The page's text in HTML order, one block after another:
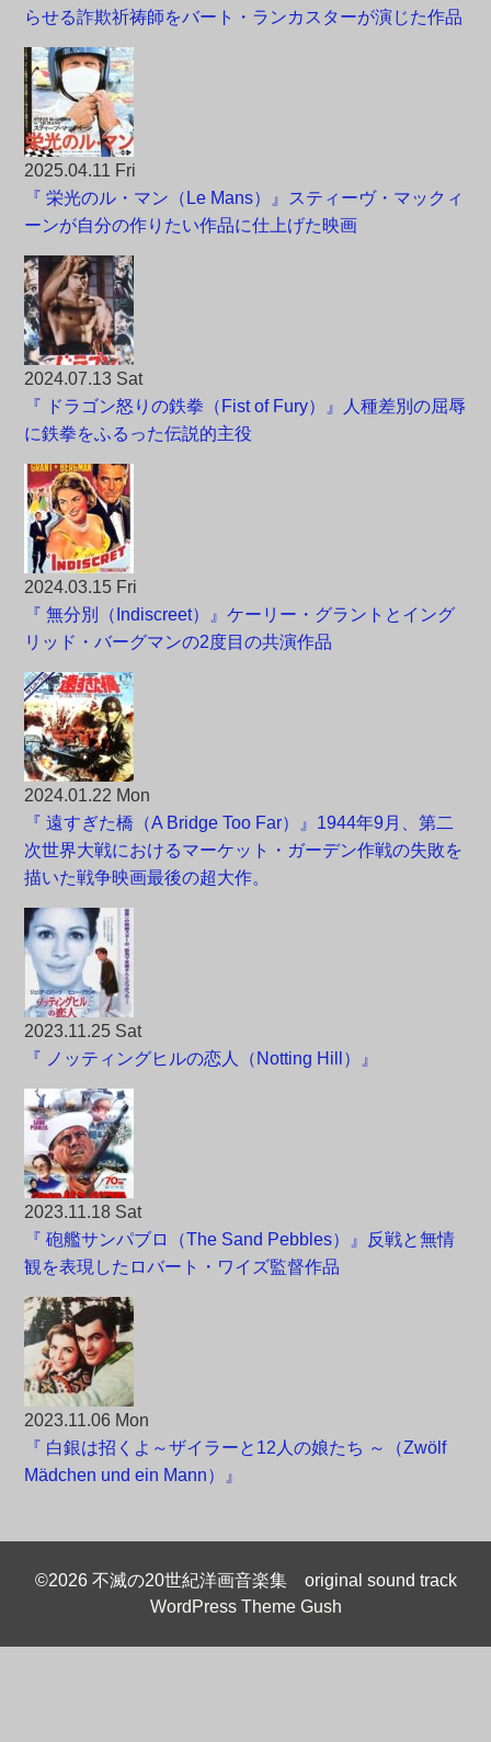
らせる詐欺祈祷師をバート・ランカスターが演じた作品
2025.04.11 Fri
『 栄光のル・マン（Le Mans）』スティーヴ・マックィ
ーンが自分の作りたい作品に仕上げた映画
2024.07.13 Sat
『 ドラゴン怒りの鉄拳（Fist of Fury）』人種差別の屈辱
に鉄拳をふるった伝説的主役
2024.03.15 Fri
『 無分別（Indiscreet）』ケーリー・グラントとイング
リッド・バーグマンの2度目の共演作品
2024.01.22 Mon
『 遠すぎた橋（A Bridge Too Far）』1944年9月、第二
次世界大戦におけるマーケット・ガーデン作戦の失敗を
描いた戦争映画最後の超大作。
2023.11.25 Sat
『 ノッティングヒルの恋人（Notting Hill）』
2023.11.18 Sat
『 砲艦サンパブロ（The Sand Pebbles）』反戦と無情
観を表現したロバート・ワイズ監督作品
2023.11.06 Mon
『 白銀は招くよ～ザイラーと12人の娘たち ～（Zwölf
Mädchen und ein Mann）』
©2026 不滅の20世紀洋画音楽集 original sound track
WordPress Theme Gush